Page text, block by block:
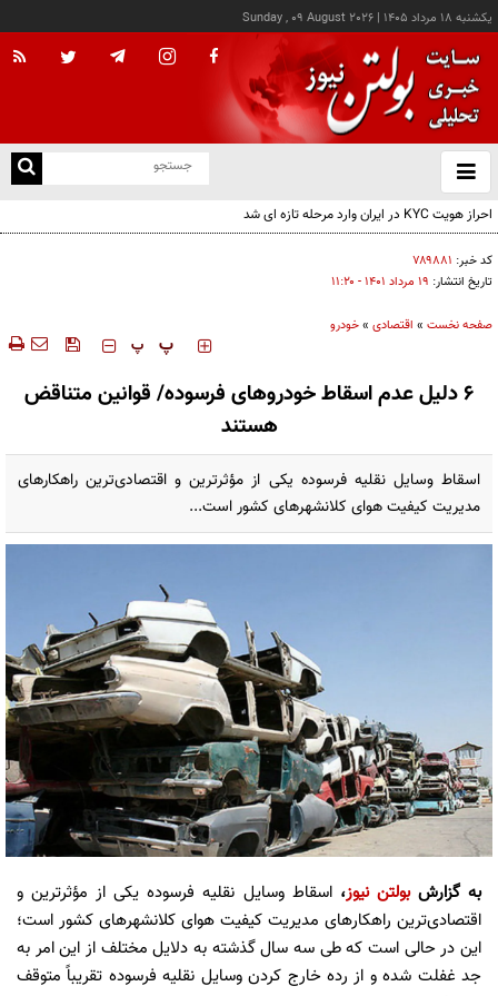
يکشنبه ۱۸ مرداد ۱۴۰۵ |
Sunday , 09 August 2026
باز
و
کد خبر: ۷۸۹۸۸۱
تاریخ انتشار: ۱۹ مرداد ۱۴۰۱ - ۱۱:۲۰
صفحه نخست » اقتصادی »خودرو
‍‍‍ پ پ
۶ دلیل عدم اسقاط خودروهای فرسوده/ قوانین متناقض
هستند
اسقاط وسایل نقلیه فرسوده یکی از مؤثرترین و اقتصادی‌ترین راهکارهای
مدیریت کیفیت هوای کلانشهرهای کشور است...
به گزارشبولتن نیوز، اسقاط وسایل نقلیه فرسوده یکی از مؤثرترین و
اقتصادی‌ترین راهکارهای مدیریت کیفیت هوای کلانشهرهای کشور است؛
این در حالی است که طی سه سال گذشته به دلایل مختلف از این امر به
جد غفلت شده و از رده خارج کردن وسایل نقلیه فرسوده تقریباً متوقف